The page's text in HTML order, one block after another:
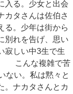
入る。少女と出会
カタさんは佐伯さ
る。少年は街から
別れを告げ、思い
寂しい中3生で生
こんな複雑で苦
ない。私は黙々と
。ナカタさんとカ